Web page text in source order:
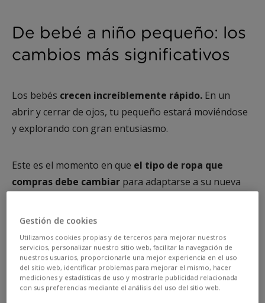
De bebé a niño pequeño: los
cambios más significativos
Los bebés crecen increíblemente rápido. En un
abrir y cerrar de ojos, tu pequeño estará moviéndose
y explorando con gran entusiasmo.
Este es el momento en que el tipo de ropa que
compras debe cambiar para adaptarse a su nueva
empezará a experimentar en su personalidad.
La importancia de la ropa
adecuada para su desarrollo
Gestión de cookies
Utilizamos cookies propias y de terceros para mejorar nuestros
servicios, personalizar nuestro sitio web, facilitar la navegación de
nuestros usuarios, proporcionarle una mejor experiencia en el uso
del sitio web, identificar problemas para mejorar el mismo, hacer
mediciones y estadísticas de uso y mostrarle publicidad relacionada
con sus preferencias mediante el análisis del uso del sitio web.